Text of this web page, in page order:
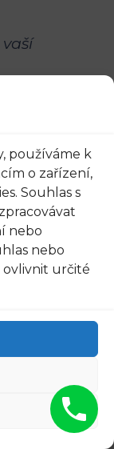
používáme k
o zařízení,
Souhlas s
nebo
nebo
ovlivnit určité
je dobrá
přístup
přesná
místo
autu.